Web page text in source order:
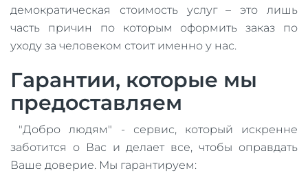
демократическая стоимость услуг – это лишь
часть причин по которым оформить заказ по
уходу за человеком стоит именно у нас.
Гарантии, которые мы
предоставляем
"Добро людям" - сервис, который искренне
заботится о Вас и делает все, чтобы оправдать
Ваше доверие. Мы гарантируем: